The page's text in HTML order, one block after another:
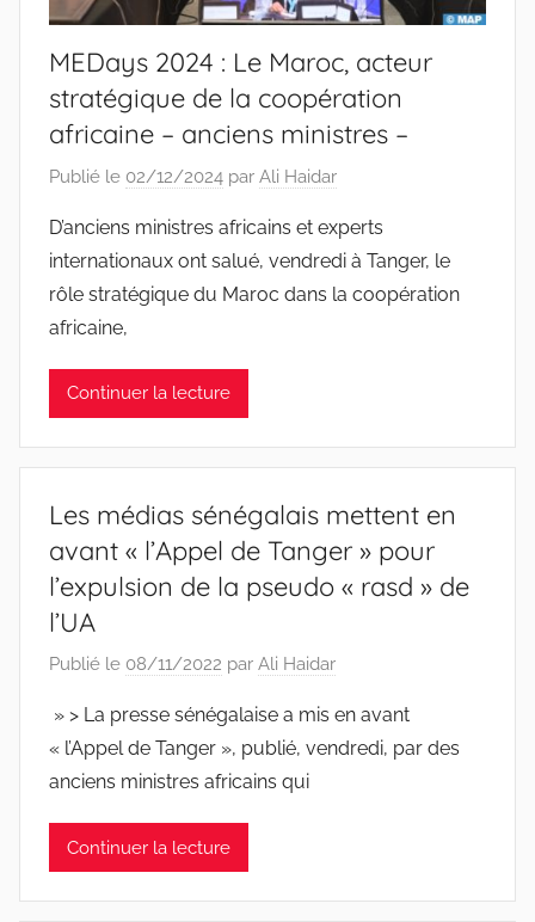
MEDays 2024 : Le Maroc, acteur
stratégique de la coopération
africaine – anciens ministres –
Publié le 02/12/2024 par Ali Haidar
D’anciens ministres africains et experts
internationaux ont salué, vendredi à Tanger, le
rôle stratégique du Maroc dans la coopération
africaine,
Continuer la lecture
Les médias sénégalais mettent en
avant « l’Appel de Tanger » pour
l’expulsion de la pseudo « rasd » de
l’UA
Publié le 08/11/2022 par Ali Haidar
» > La presse sénégalaise a mis en avant
« l’Appel de Tanger », publié, vendredi, par des
anciens ministres africains qui
Continuer la lecture